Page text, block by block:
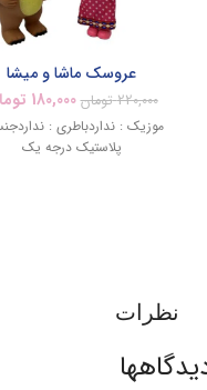
عروسک ماشا و میشا
220,000 تومان 180,000
موزیک : نداردباطری :
پلاستیک درجه یک
نظرات